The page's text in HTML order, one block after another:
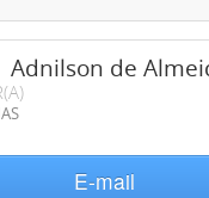
Adnilson de
E-mail